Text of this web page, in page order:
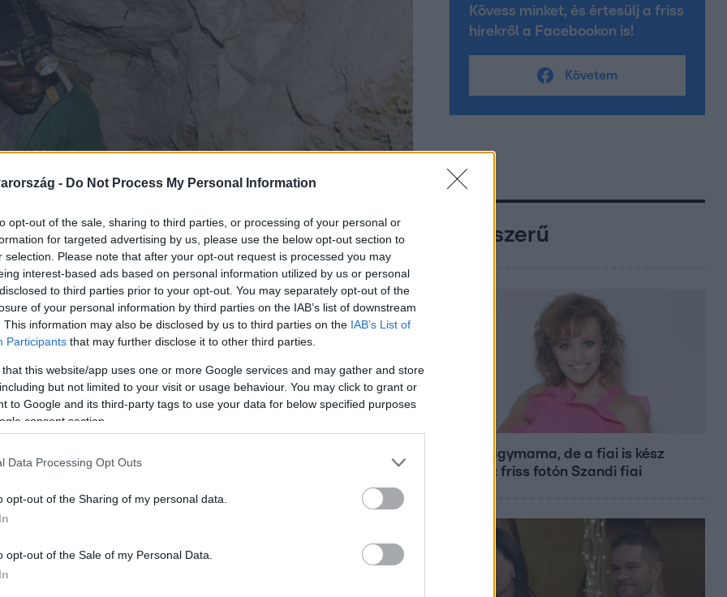
- Do Not Process My Personal Information
opt-out of the sale, sharing to third parties, or processing of your personal or
for targeted advertising by us, please use the below opt-out section to
selection. Please note that after your opt-out request is processed you may
interest-based ads based on personal information utilized by us or personal
to third parties prior to your opt-out. You may separately opt-out of the
of your personal information by third parties on the IAB’s list of downstream
This information may also be disclosed by us to third parties on the IAB’s List of
Participants that may further disclose it to other third parties.
that this website/app uses one or more Google services and may gather and store
but not limited to your visit or usage behaviour. You may click to grant or
to Google and its third-party tags to use your data for below specified purposes
consent section.
Data Processing Opt Outs
opt-out of the Sharing of my personal data.
opt-out of the Sale of my Personal Data.
használaton kívüli bányában, ahol
Közülük 31-en életüket
Kövess minket, és értesülj a friss
hírekről a Facebookon is!
Követem
Népszerű
Már nagymama, de a fiai is kész
férfiak: friss fotón Szandi fiai